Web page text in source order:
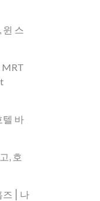
윈 스
MRT
텔 바
, 호
즈⎪나